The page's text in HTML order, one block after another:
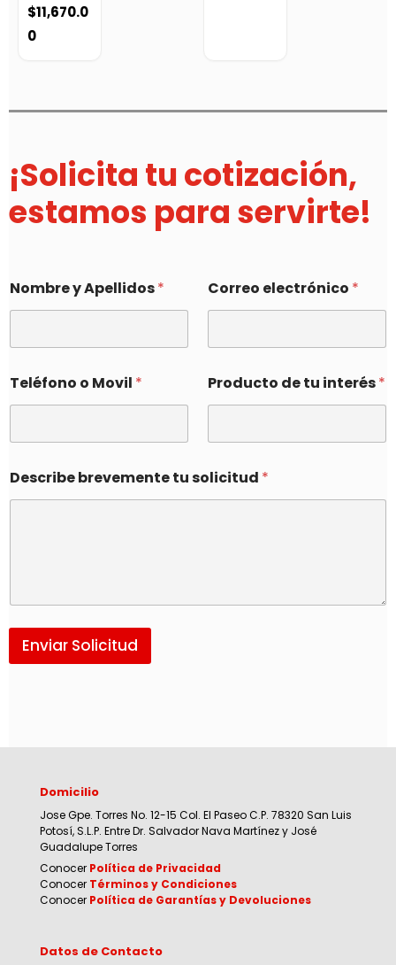
$11,670.0
0
¡Solicita tu cotización,
estamos para servirte!
Nombre y Apellidos* Correo electrónico *
Teléfono o Movil * Producto de tu interés*
Describe brevemente tu solicitud *
Enviar Solicitud
Domicilio
Jose Gpe. Torres No. 12-15 Col. El Paseo C.P. 78320 San Luis
Potosí, S.L.P. Entre Dr. Salvador Nava Martínez y José
Guadalupe Torres
Conocer Política de Privacidad
Conocer Términos y Condiciones
Conocer Política de Garantías y Devoluciones
Datos de Contacto